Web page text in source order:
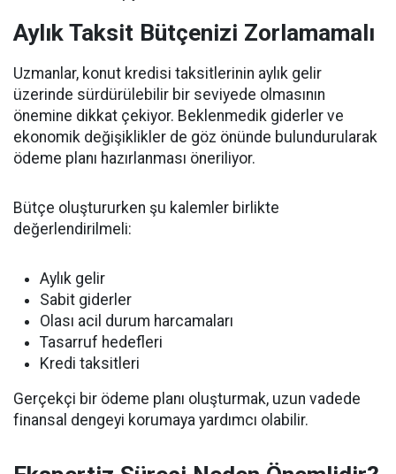
Aylık Taksit Bütçenizi Zorlamamalı
Uzmanlar, konut kredisi taksitlerinin aylık gelir
üzerinde sürdürülebilir bir seviyede olmasının
önemine dikkat çekiyor. Beklenmedik giderler ve
ekonomik değişiklikler de göz önünde bulundurularak
ödeme planı hazırlanması öneriliyor.
Bütçe oluştururken şu kalemler birlikte
değerlendirilmeli:
Aylık gelir
Sabit giderler
Olası acil durum harcamaları
Tasarruf hedefleri
Kredi taksitleri
Gerçekçi bir ödeme planı oluşturmak, uzun vadede
finansal dengeyi korumaya yardımcı olabilir.